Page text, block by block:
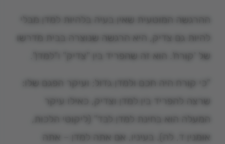
ההרגשה המוטעית שאין בעיה בלהיות למדן מבלי
להיות גם צדיק, היא הרגשה שנוצרה בבית מדרשו
של 'קורח'. הוא זה שהפריד בין "צדיק" ו"למדן".
"כי קורח היה חכם ולמדן גדול; ועיקר הפגם שלו:
שרצה להפריד בין למדן וצדיק, כאילו עיקר
המעלה הוא בחינת למדן לבד" (ליקוטי הלכות,
אומנין ד, לה). בעיניו, אם אתה למדן – אתה